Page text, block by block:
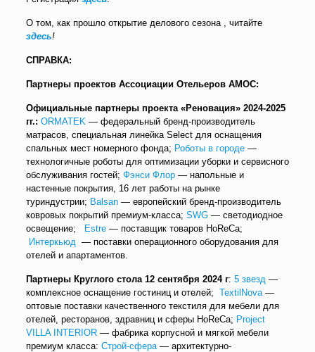
О том, как прошло открытие делового сезона , читайте
здесь!
СПРАВКА:
Партнеры проектов Ассоциации Отельеров АМОС:
Официальные партнеры проекта «Реновация» 2024-2025
гг.: ORMATEK— федеральный бренд-производитель
матрасов, специальная линейка Select для оснащения
спальных мест номерного фонда; Роботы в городе—
технологичные роботы для оптимизации уборки и сервисного
обслуживания гостей; Фэнси Флор— напольные и
настенные покрытия, 16 лет работы на рынке
туриндустрии; Balsan— европейский бренд-производитель
ковровых покрытий премиум-класса; SWG— светодиодное
освещение;
Estre— поставщик товаров HoReCa;
Интеркьюд— поставки операционного оборудования для
отелей и апартаментов.
Партнеры Круглого стола 12 сентября 2024 г: 5 звезд—
комплексное оснащение гостиниц и отелей; TextilNova—
оптовые поставки качественного текстиля для мебели для
отелей, ресторанов, здравниц и сферы HoReCa; Project
VILLA INTERIOR— фабрика корпусной и мягкой мебели
премиум класса: Строй-сфера— архитектурно-